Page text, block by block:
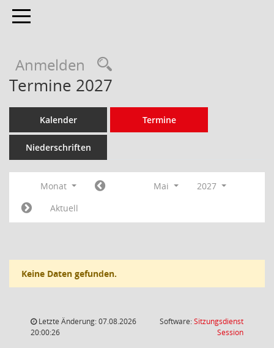
Toggle navigation
Anmelden
Termine 2027
Kalender Termine
Niederschriften
Monat Mai
2027
Aktuell
Keine Daten gefunden.
Letzte Änderung: 07.08.2026
20:00:26
Software:Sitzungsdienst
Session(Wird in